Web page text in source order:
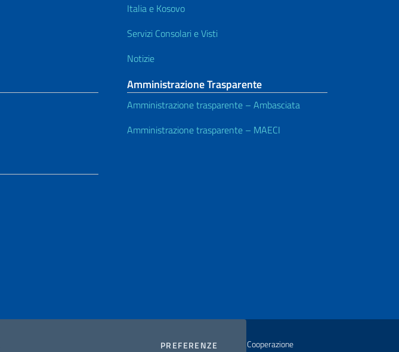
PREFERENZE COOKIES
Italia e Kosovo
Servizi Consolari e Visti
Notizie
Amministrazione Trasparente
Amministrazione trasparente – Ambasciata
Amministrazione trasparente – MAECI
2026 Copyright Ministero degli Affari Esteri e della Cooperazione